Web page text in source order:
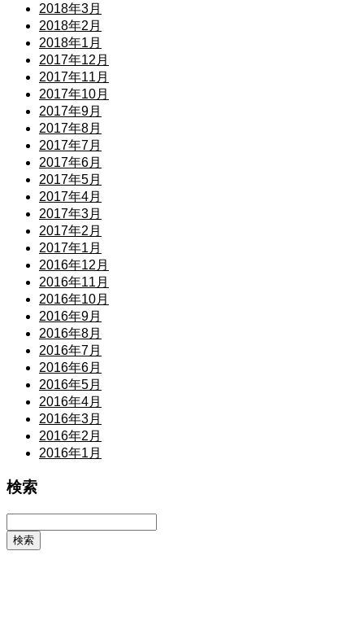
2018年3月
2018年2月
2018年1月
2017年12月
2017年11月
2017年10月
2017年9月
2017年8月
2017年7月
2017年6月
2017年5月
2017年4月
2017年3月
2017年2月
2017年1月
2016年12月
2016年11月
2016年10月
2016年9月
2016年8月
2016年7月
2016年6月
2016年5月
2016年4月
2016年3月
2016年2月
2016年1月
検索